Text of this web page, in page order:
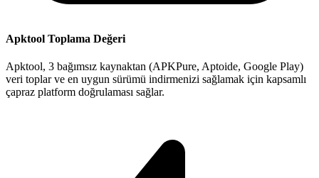
Apktool Toplama Değeri
Apktool, 3 bağımsız kaynaktan (APKPure, Aptoide, Google Play)
veri toplar ve en uygun sürümü indirmenizi sağlamak için kapsamlı
çapraz platform doğrulaması sağlar.